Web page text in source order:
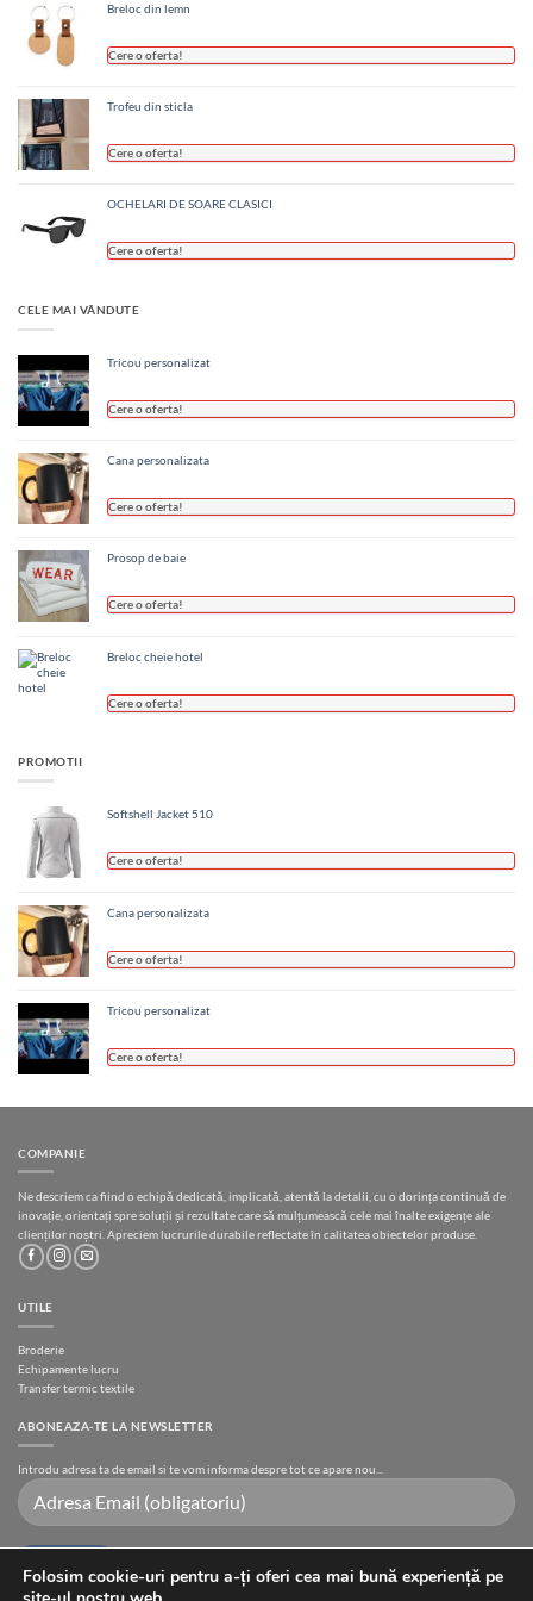
Breloc din lemn
Cere o oferta!
Trofeu din sticla
Cere o oferta!
OCHELARI DE SOARE CLASICI
Cere o oferta!
CELE MAI VÂNDUTE
Tricou personalizat
Cere o oferta!
Cana personalizata
Cere o oferta!
Prosop de baie
Cere o oferta!
Breloc cheie hotel
Cere o oferta!
PROMOTII
Softshell Jacket 510
Cere o oferta!
Cana personalizata
Cere o oferta!
Tricou personalizat
Cere o oferta!
COMPANIE
Ne descriem ca fiind o echipă dedicată, implicată, atentă la detalii, cu o dorința continuă de
inovație, orientați spre soluții și rezultate care să mulțumească cele mai înalte exigențe ale
clienților noștri. Apreciem lucrurile durabile reflectate în calitatea obiectelor produse.
UTILE
Broderie
Echipamente lucru
Transfer termic textile
ABONEAZA-TE LA NEWSLETTER
Introdu adresa ta de email si te vom informa despre tot ce apare nou...
Folosim cookie-uri pentru a-ți oferi cea mai bună experiență pe